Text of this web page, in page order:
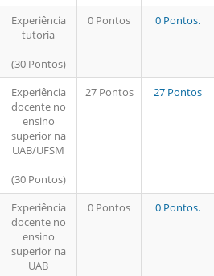
Experiência
tutoria
(30 Pontos)
0 Pontos 0 Pontos.
Experiência
docente no
ensino
superior na
UAB/UFSM
(30 Pontos)
27 Pontos 27 Pontos
Experiência
docente no
ensino
superior na
UAB
0 Pontos 0 Pontos.